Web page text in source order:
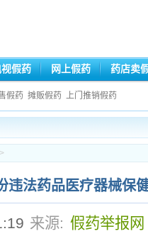
假药 网上假药 药店卖
假药 摊贩假药 上门推销假药
>
违法药品医疗器械保
来源: 假药举报网